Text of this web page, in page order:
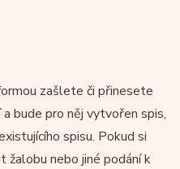
zašlete či přinesete
bude pro něj vytvořen spis,
spisu. Pokud si
žalobu nebo jiné podání k